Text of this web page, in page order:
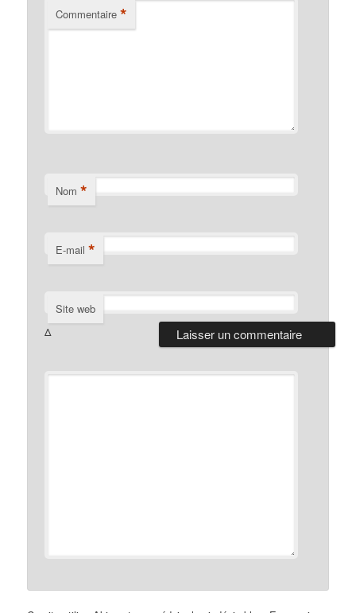
Commentaire *
Nom *
E-mail *
Site web
Δ